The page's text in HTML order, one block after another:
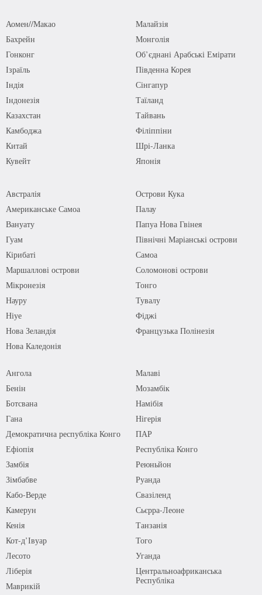
Аомен//Макао
Бахрейн
Гонконг
Ізраїль
Індія
Індонезія
Казахстан
Камбоджа
Китай
Кувейт
Малайзія
Монголія
Об’єднані Арабські Емірати
Південна Корея
Сінгапур
Таїланд
Тайвань
Філіппіни
Шрі-Ланка
Японія
Австралія
Американське Самоа
Вануату
Гуам
Кірибаті
Маршаллові острови
Мікронезія
Науру
Ніуе
Нова Зеландія
Нова Каледонія
Острови Кука
Палау
Папуа Нова Гвінея
Північні Маріанські острови
Самоа
Соломонові острови
Тонго
Тувалу
Фіджі
Французька Полінезія
Ангола
Бенін
Ботсвана
Гана
Демократична республіка Конго
Ефіопія
Замбія
Зімбабве
Кабо-Верде
Камерун
Кенія
Кот-д’Івуар
Лесото
Ліберія
Маврикій
Малаві
Мозамбік
Намібія
Нігерія
ПАР
Республіка Конго
Реюньйон
Руанда
Свазіленд
Сьєрра-Леоне
Танзанія
Того
Уганда
Центральноафриканська
Республіка